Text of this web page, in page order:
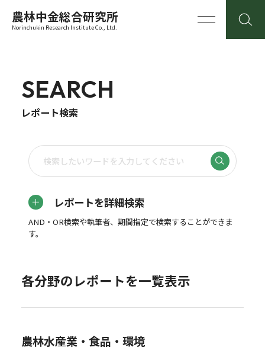
農林中金総合研究所
Norinchukin Research Institute Co., Ltd.
SEARCH
レポート検索
レポートを詳細検索
AND・OR検索や執筆者、期間指定で検索することができま
す。
各分野のレポートを一覧表示
農林水産業・食品・環境